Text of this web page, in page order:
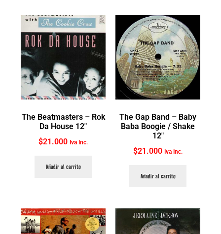
The Beatmasters ‎– Rok
Da House 12″
$21.000 Iva Inc.
Añadir al carrito
The Gap Band ‎– Baby
Baba Boogie / Shake
12″
$21.000 Iva Inc.
Añadir al carrito